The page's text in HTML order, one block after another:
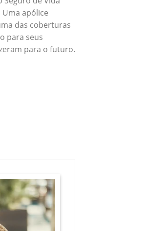
apólice
das coberturas
para seus
para o futuro.